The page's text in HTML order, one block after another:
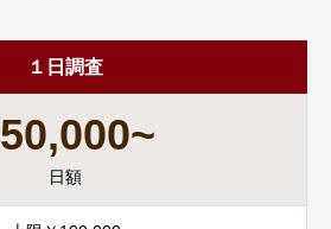
１日調査
50,000~
日額